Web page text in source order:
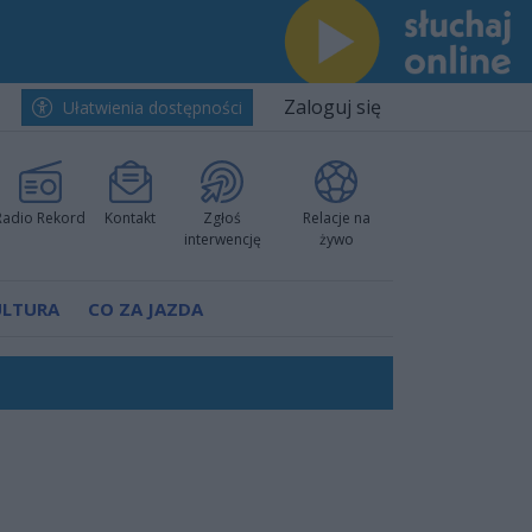
Ułatwienia dostępności Zaloguj się
Rekord Kontakt
Zgłoś
interwencję
Relacje na
żywo
CO ZA JAZDA
pokazali klasę
nową sportową tradycję"